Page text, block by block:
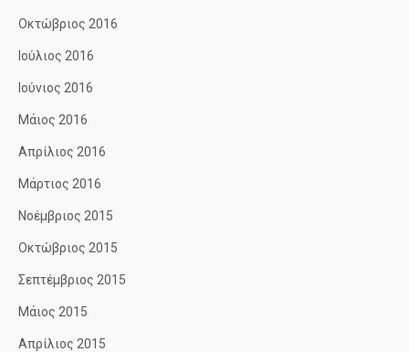
Οκτώβριος 2016
Ιούλιος 2016
Ιούνιος 2016
Μάιος 2016
Απρίλιος 2016
Μάρτιος 2016
Νοέμβριος 2015
Οκτώβριος 2015
Σεπτέμβριος 2015
Μάιος 2015
Απρίλιος 2015